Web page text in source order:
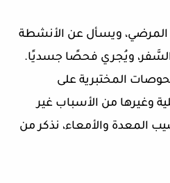
المرضي، ويسأل عن الأنشطة
السَّفر، ويُجري فحصًا جسديًا.
المختبرية على
وغيرها من الأسباب غير
المعدة والأمعاء، نذكر من